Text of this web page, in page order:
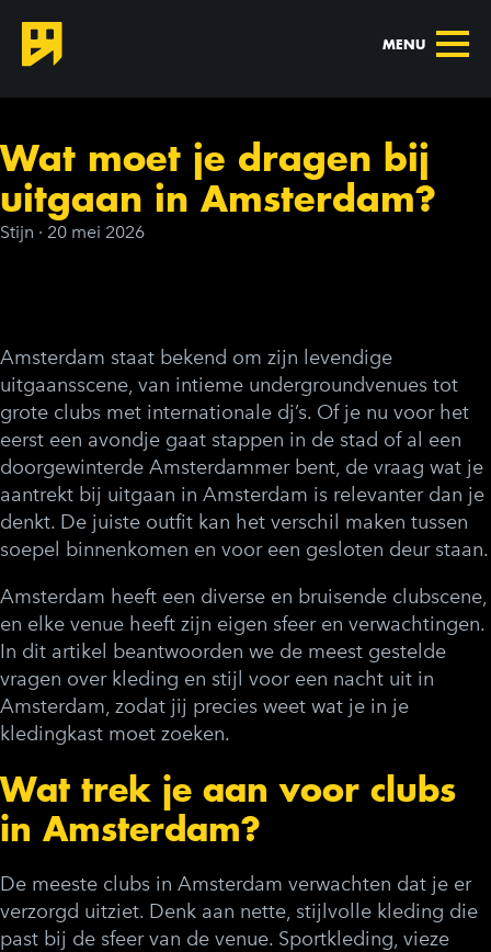
MENU
Wat moet je dragen bij
uitgaan in Amsterdam?
Stijn · 20 mei 2026
Amsterdam staat bekend om zijn levendige
uitgaansscene, van intieme undergroundvenues tot
grote clubs met internationale dj’s. Of je nu voor het
eerst een avondje gaat stappen in de stad of al een
doorgewinterde Amsterdammer bent, de vraag wat je
aantrekt bij uitgaan in Amsterdam is relevanter dan je
denkt. De juiste outfit kan het verschil maken tussen
soepel binnenkomen en voor een gesloten deur staan.
Amsterdam heeft een diverse en bruisende clubscene,
en elke venue heeft zijn eigen sfeer en verwachtingen.
In dit artikel beantwoorden we de meest gestelde
vragen over kleding en stijl voor een nacht uit in
Amsterdam, zodat jij precies weet wat je in je
kledingkast moet zoeken.
Wat trek je aan voor clubs
in Amsterdam?
De meeste clubs in Amsterdam verwachten dat je er
verzorgd uitziet. Denk aan nette, stijlvolle kleding die
past bij de sfeer van de venue. Sportkleding, vieze